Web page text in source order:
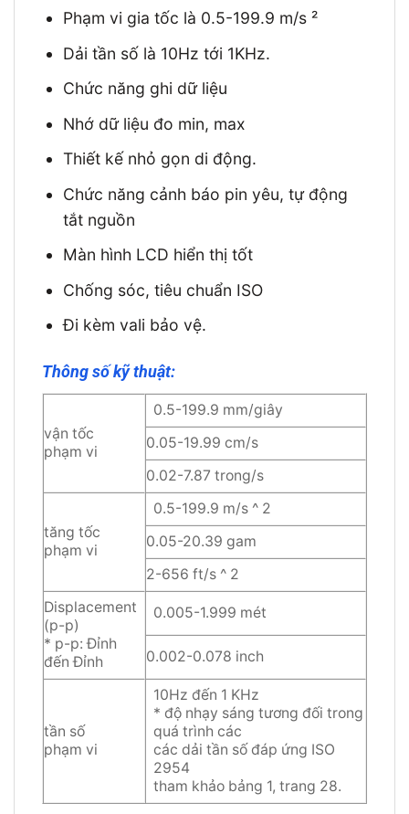
Phạm vi gia tốc là 0.5-199.9 m/s ²
Dải tần số là 10Hz tới 1KHz.
Chức năng ghi dữ liệu
Nhớ dữ liệu đo min, max
Thiết kế nhỏ gọn di động.
Chức năng cảnh báo pin yêu, tự động
tắt nguồn
Màn hình LCD hiển thị tốt
Chống sóc, tiêu chuẩn ISO
Đi kèm vali bảo vệ.
Thông số kỹ thuật:
vận tốc
phạm vi
0.5-199.9 mm/giây
0.05-19.99 cm/s
0.02-7.87 trong/s
tăng tốc
phạm vi
0.5-199.9 m/s ^ 2
0.05-20.39 gam
2-656 ft/s ^ 2
Displacement
(p-p)
* p-p: Đỉnh
đến Đỉnh
0.005-1.999 mét
0.002-0.078 inch
tần số
phạm vi
10Hz đến 1 KHz
* độ nhạy sáng tương đối trong
quá trình các
các dải tần số đáp ứng ISO
2954
tham khảo bảng 1, trang 28.